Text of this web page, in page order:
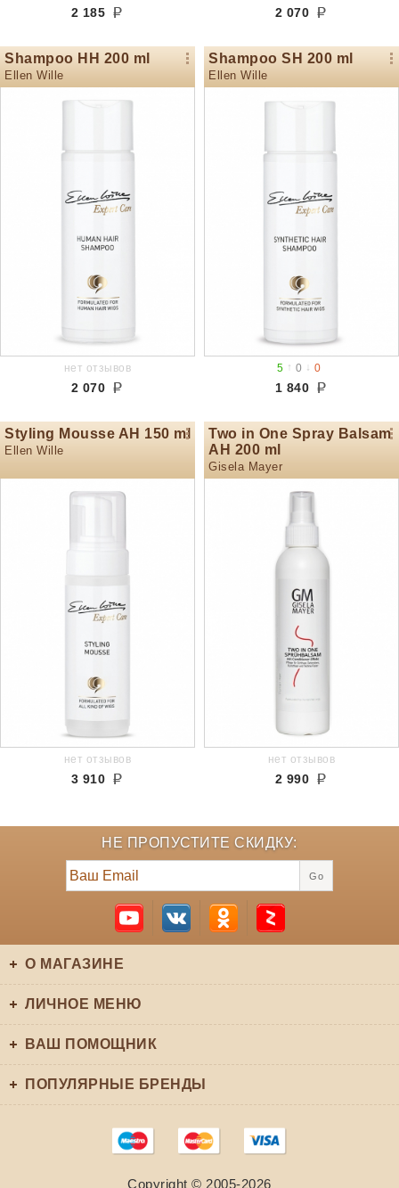
2 185 2 070
Shampoo HH 200 ml
Ellen Wille
нет отзывов
2 070
Shampoo SH 200 ml
Ellen Wille
5 ↑0 ↓0
1 840
Styling Mousse AH 150 ml
Ellen Wille
нет отзывов
3 910
Two in One Spray Balsam
AH 200 ml
Gisela Mayer
нет отзывов
2 990
НЕ ПРОПУСТИТЕ СКИДКУ:
Go
О МАГАЗИНЕ
ЛИЧНОЕ МЕНЮ
ВАШ ПОМОЩНИК
ПОПУЛЯРНЫЕ БРЕНДЫ
Copyright © 2005-2026